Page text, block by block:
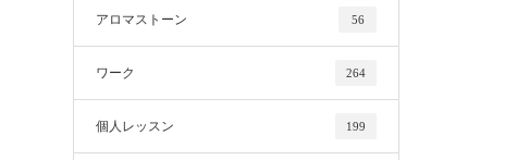
アロマストーン 56
ワーク 264
個人レッスン 199